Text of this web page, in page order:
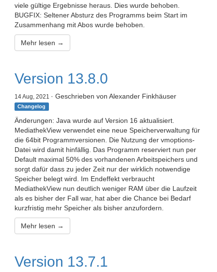
viele gültige Ergebnisse heraus. Dies wurde behoben.
BUGFIX: Seltener Absturz des Programms beim Start im
Zusammenhang mit Abos wurde behoben.
Mehr lesen →
Version 13.8.0
14 Aug, 2021 · Geschrieben von Alexander Finkhäuser
Changelog
Änderungen: Java wurde auf Version 16 aktualisiert.
MediathekView verwendet eine neue Speicherverwaltung für
die 64bit Programmversionen. Die Nutzung der vmoptions-
Datei wird damit hinfällig. Das Programm reserviert nun per
Default maximal 50% des vorhandenen Arbeitspeichers und
sorgt dafür dass zu jeder Zeit nur der wirklich notwendige
Speicher belegt wird. Im Endeffekt verbraucht
MediathekView nun deutlich weniger RAM über die Laufzeit
als es bisher der Fall war, hat aber die Chance bei Bedarf
kurzfristig mehr Speicher als bisher anzufordern.
Mehr lesen →
Version 13.7.1